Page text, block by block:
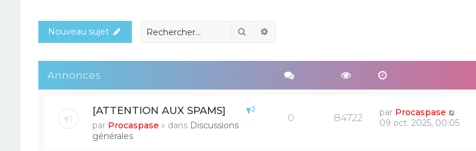
Nouveau sujet Rechercher
Annonces
[ATTENTION AUX SPAMS]
par Procaspase » dans Discussions
générales
0 84722 par Procaspase
09 oct. 2025, 00:05